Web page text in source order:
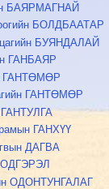
БАЯРМАГНАЙ
БОЛДБААТАР
БУЯНДАЛАЙ
ГАНБАЯР
ГАНТӨМӨР
ГАНТӨМӨР
ГАНХҮҮ
ДАГВА
ОДОНТУНГАЛАГ